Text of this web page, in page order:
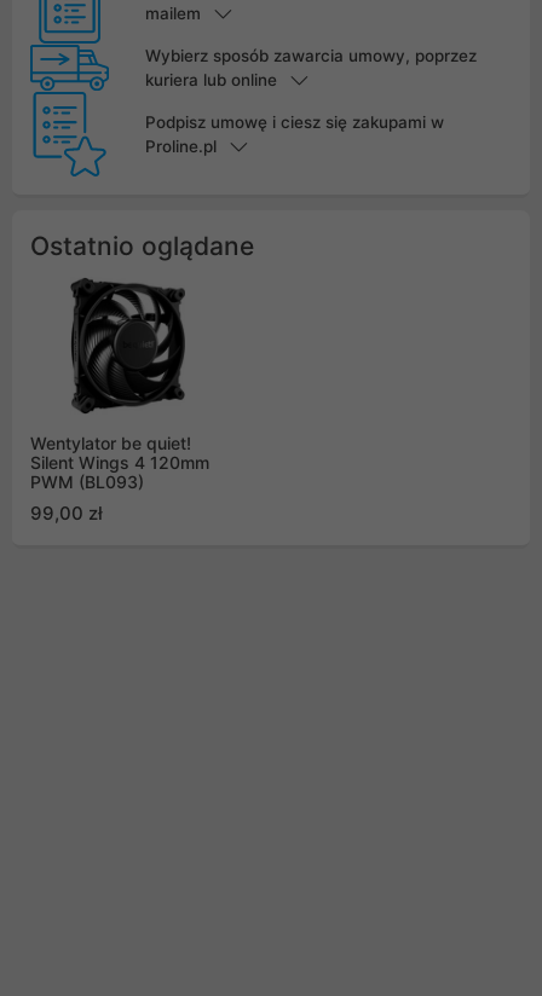
mailem
Wybierz sposób zawarcia umowy, poprzez
kuriera lub online
Podpisz umowę i ciesz się zakupami w
Proline.pl
Ostatnio oglądane
Wentylator be quiet!
Silent Wings 4 120mm
PWM (BL093)
99,00 zł